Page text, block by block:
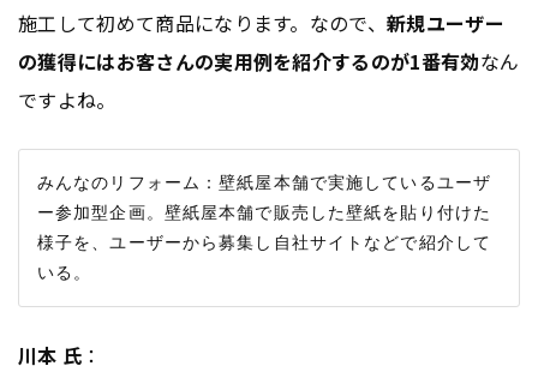
施工して初めて商品になります。なので、新規ユーザー
の獲得にはお客さんの実用例を紹介するのが1番有効なん
ですよね。
みんなのリフォーム：壁紙屋本舗で実施しているユーザ
ー参加型企画。壁紙屋本舗で販売した壁紙を貼り付けた
様子を、ユーザーから募集し自社サイトなどで紹介して
川本 氏 ：